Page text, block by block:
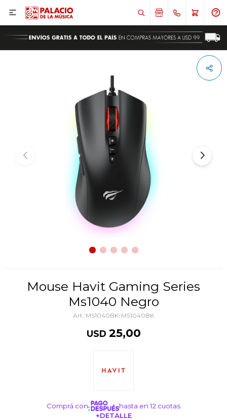

Mouse Havit Gaming Series
Ms1040 Negro
MS1040BK-MS1040BK
USD 25,00
Comprá con
hasta en 12 cuotas
+DETALLE